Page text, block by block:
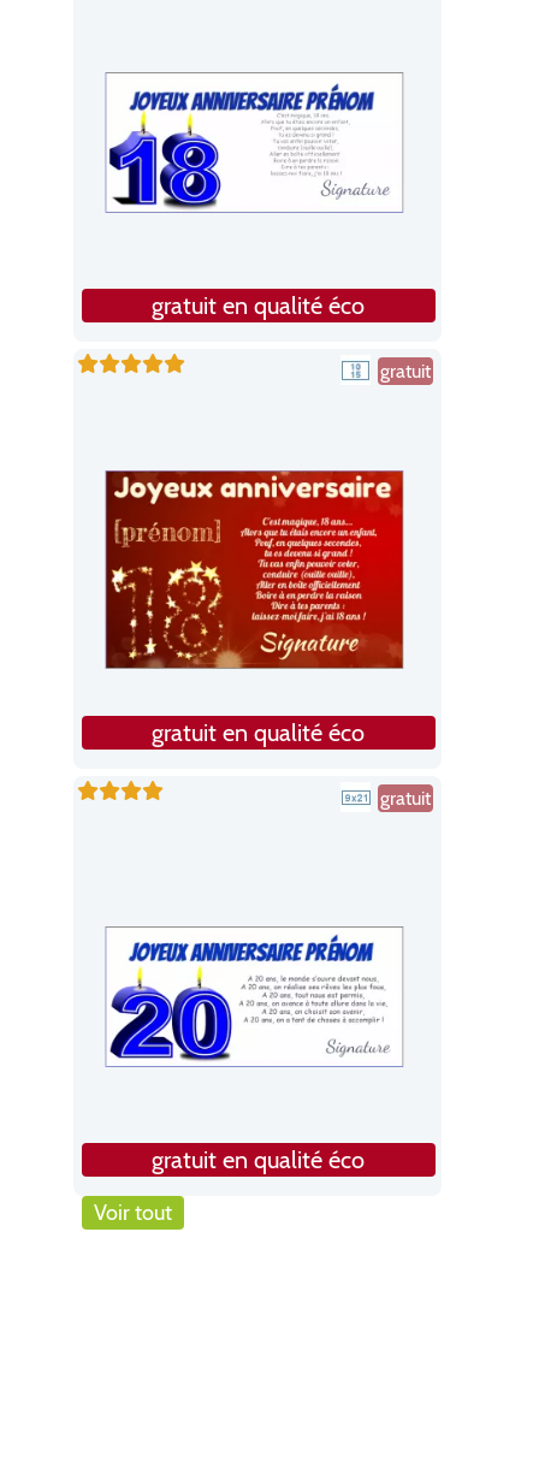
gratuit en qualité éco
gratuit
gratuit en qualité éco
gratuit
gratuit en qualité éco
Voir tout